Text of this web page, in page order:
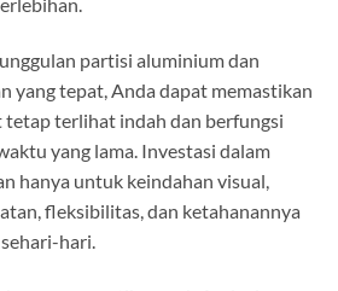
partisi aluminium dan
yang tepat, Anda dapat memastikan
terlihat indah dan berfungsi
yang lama. Investasi dalam
hanya untuk keindahan visual,
fleksibilitas, dan ketahanannya
hari.